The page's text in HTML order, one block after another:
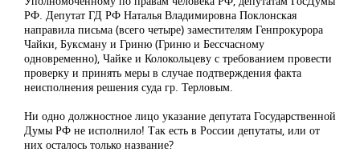
РФ. Депутат ГД РФ Наталья Владимировна Поклонская
направила письма (всего четыре) заместителям Генпрокурора
Чайки, Буксману и Гриню (Гриню и Бессчасному
одновременно), Чайке и Колокольцеву с требованием провести
проверку и принять меры в случае подтверждения факта
неисполнения решения суда гр. Терловым.
Ни одно должностное лицо указание депутата Государственной
Думы РФ не исполнило! Так есть в России депутаты, или от
них осталось только название?